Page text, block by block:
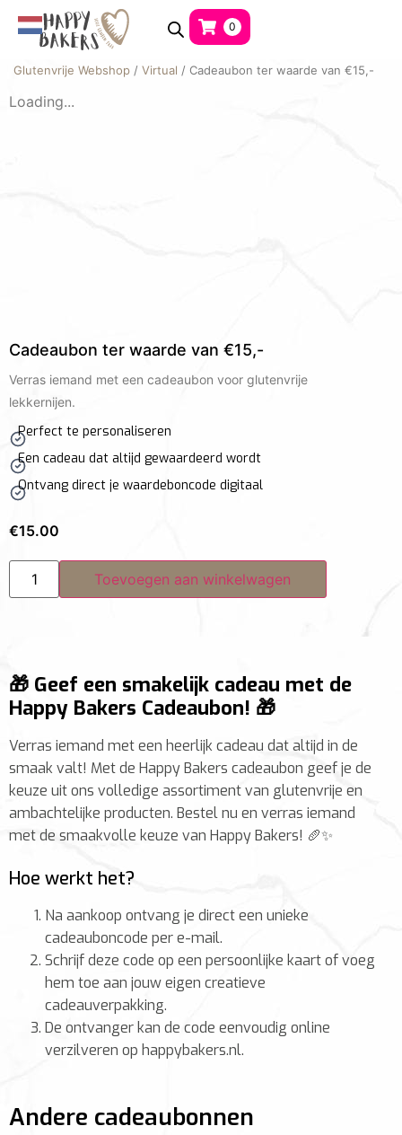
0
Glutenvrije Webshop / Virtual / Cadeaubon ter waarde van €15,-
Loading...
Cadeaubon ter waarde van €15,-
Verras iemand met een cadeaubon voor glutenvrije
lekkernijen.
Perfect te personaliseren
Een cadeau dat altijd gewaardeerd wordt
Ontvang direct je waardeboncode digitaal
€15.00
Toevoegen aan winkelwagen
🎁 Geef een smakelijk cadeau met de
Happy Bakers Cadeaubon! 🎁
Verras iemand met een heerlijk cadeau dat altijd in de
smaak valt! Met de Happy Bakers cadeaubon geef je de
keuze uit ons volledige assortiment van glutenvrije en
ambachtelijke producten. Bestel nu en verras iemand
met de smaakvolle keuze van Happy Bakers! 🥖✨
Hoe werkt het?
Na aankoop ontvang je direct een unieke
cadeauboncode per e-mail.
Schrijf deze code op een persoonlijke kaart of voeg
hem toe aan jouw eigen creatieve
cadeauverpakking.
De ontvanger kan de code eenvoudig online
verzilveren op happybakers.nl.
Andere cadeaubonnen